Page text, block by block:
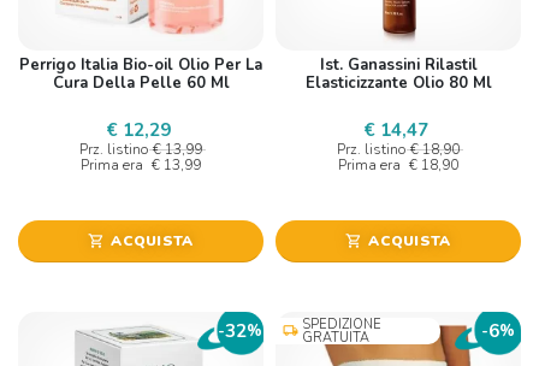
Perrigo Italia Bio-oil Olio Per La
Cura Della Pelle 60 Ml
€ 12,29
Prz. listino € 13,99
Prima era € 13,99
shopping_cart ACQUISTA
Ist. Ganassini Rilastil
Elasticizzante Olio 80 Ml
€ 14,47
Prz. listino € 18,90
Prima era € 18,90
shopping_cart ACQUISTA
-32% local_shipping SPEDIZIONE
GRATUITA -6%